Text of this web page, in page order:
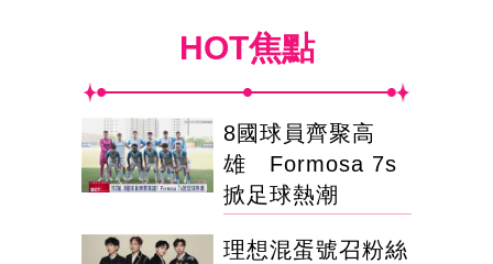
HOT焦點
8國球員齊聚高
雄 Formosa 7s
掀足球熱潮
理想混蛋號召粉絲